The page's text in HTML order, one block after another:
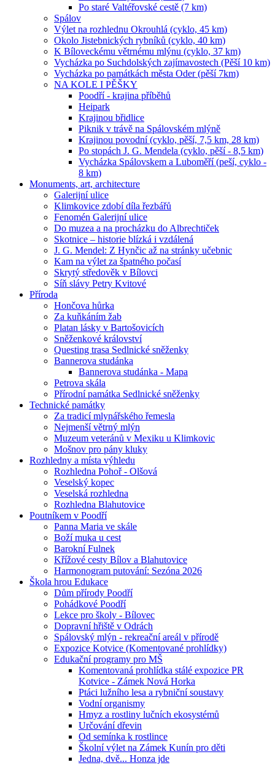
Po staré Valtéřovské cestě (7 km)
Spálov
Výlet na rozhlednu Okrouhlá (cyklo, 45 km)
Okolo Jistebnických rybníků (cyklo, 40 km)
K Bíloveckému větrnému mlýnu (cyklo, 37 km)
Vycházka po Suchdolských zajímavostech (Pěší 10 km)
Vycházka po památkách města Oder (pěší 7km)
NA KOLE I PĚŠKY
Poodří - krajina příběhů
Heipark
Krajinou břidlice
Piknik v trávě na Spálovském mlýně
Krajinou povodní (cyklo, pěší, 7,5 km, 28 km)
Po stopách J. G. Mendela (cyklo, pěší - 8,5 km)
Vycházka Spálovskem a Luboměří (peší, cyklo -
8 km)
Monuments, art, architecture
Galerijní ulice
Klimkovice zdobí díla řezbářů
Fenomén Galerijní ulice
Do muzea a na procházku do Albrechtiček
Skotnice – historie blízká i vzdálená
J. G. Mendel: Z Hynčic až na stránky učebnic
Kam na výlet za špatného počasí
Skrytý středověk v Bílovci
Síň slávy Petry Kvitové
Příroda
Hončova hůrka
Za kuňkáním žab
Platan lásky v Bartošovicích
Sněženkové království
Questing trasa Sedlnické sněženky
Bannerova studánka
Bannerova studánka - Mapa
Petrova skála
Přírodní památka Sedlnické sněženky
Technické památky
Za tradicí mlynářského řemesla
Nejmenší větrný mlýn
Muzeum veteránů v Mexiku u Klimkovic
Mošnov pro pány kluky
Rozhledny a místa výhledu
Rozhledna Pohoř - Olšová
Veselský kopec
Veselská rozhledna
Rozhledna Blahutovice
Poutníkem v Poodří
Panna Maria ve skále
Boží muka u cest
Barokní Fulnek
Křížové cesty Bílov a Blahutovice
Harmonogram putování: Sezóna 2026
Škola hrou Edukace
Dům přírody Poodří
Pohádkové Poodří
Lekce pro školy - Bílovec
Dopravní hřiště v Odrách
Spálovský mlýn - rekreační areál v přírodě
Expozice Kotvice (Komentované prohlídky)
Edukační programy pro MŠ
Komentovaná prohlídka stálé expozice PR
Kotvice - Zámek Nová Horka
Ptáci lužního lesa a rybniční soustavy
Vodní organismy
Hmyz a rostliny lučních ekosystémů
Určování dřevin
Od semínka k rostlince
Školní výlet na Zámek Kunín pro děti
Jedna, dvě... Honza jde